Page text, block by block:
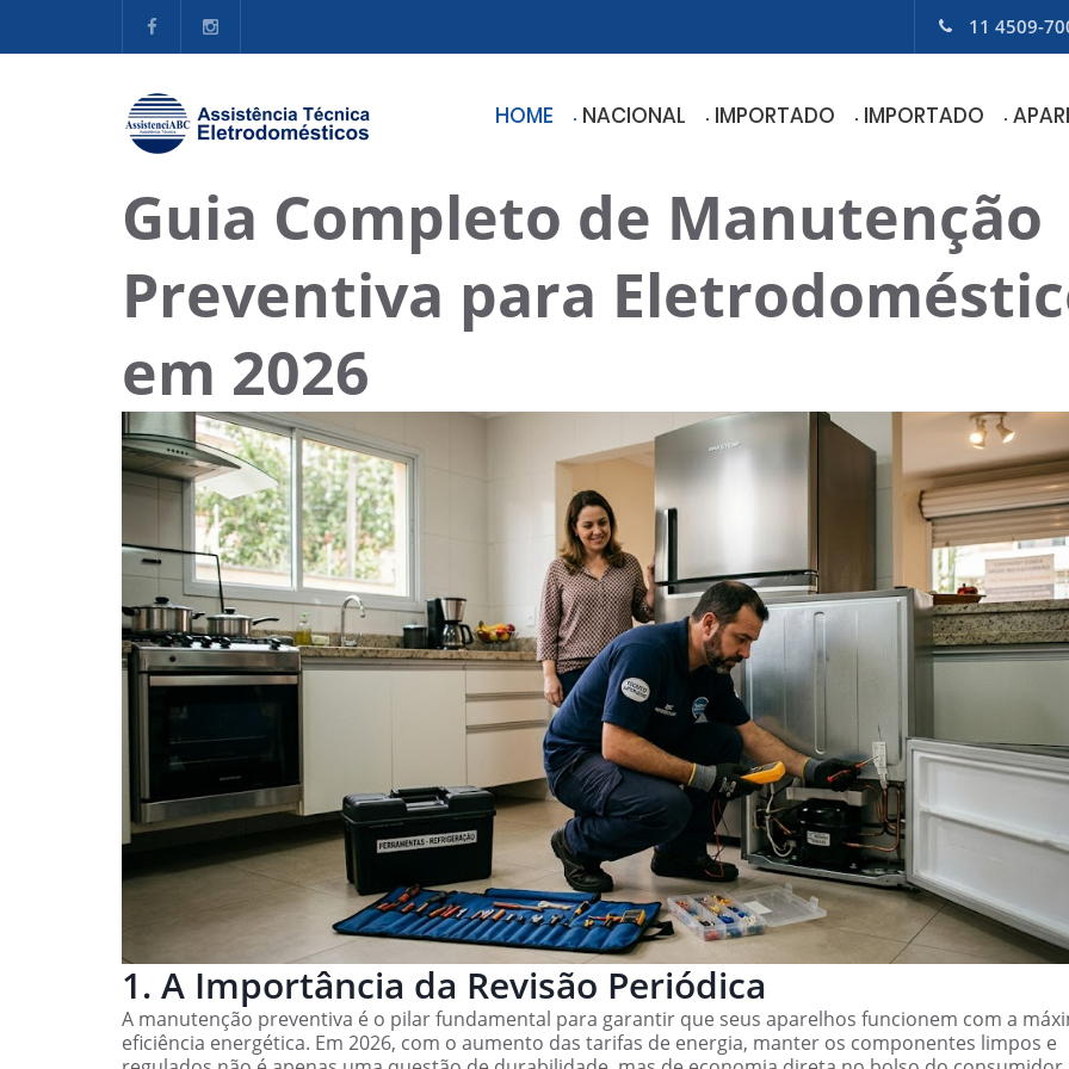
11 4509-
HOME NACIONAL IMPORTADO IMPORTADO
Guia Completo de Manutenção
Preventiva para
em 2026
1. A Importância da Revisão Periódica
A manutenção preventiva é o pilar fundamental para garantir que seus aparelhos funcionem com a
eficiência energética. Em 2026, com o aumento das tarifas de energia, manter os componentes limpos e